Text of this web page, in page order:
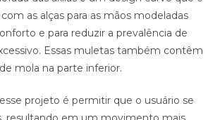
as alças para as mãos modeladas
e para reduzir a prevalência de
Essas muletas também contêm
mola na parte inferior.
projeto é permitir que o usuário se